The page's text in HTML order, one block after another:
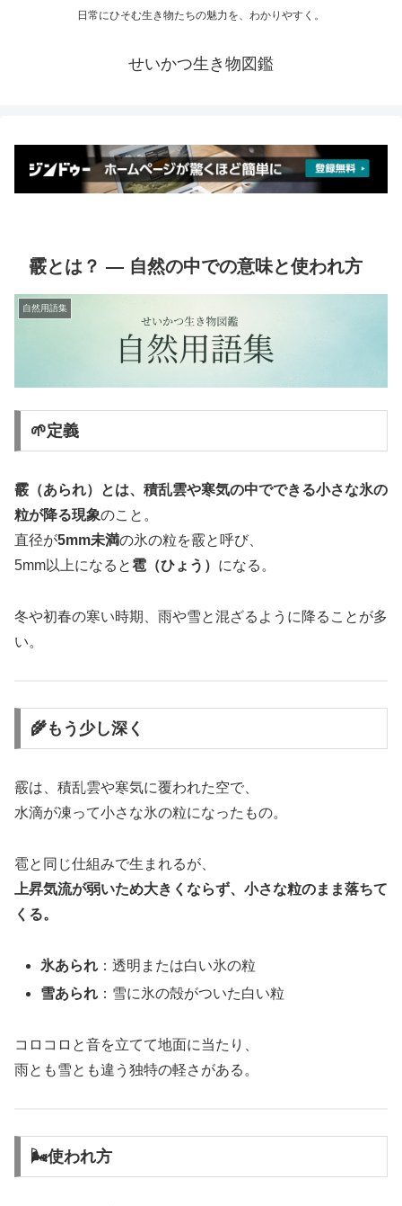
日常にひそむ生き物たちの魅力を、わかりやすく。
せいかつ生き物図鑑
霰とは？ ― 自然の中での意味と使われ方
自然用語集
🌱定義
霰（あられ）とは、積乱雲や寒気の中でできる小さな氷の
粒が降る現象のこと。
直径が5mm未満の氷の粒を霰と呼び、
5mm以上になると雹（ひょう） になる。
冬や初春の寒い時期、雨や雪と混ざるように降ることが多
い。
🌾もう少し深く
霰は、積乱雲や寒気に覆われた空で、
水滴が凍って小さな氷の粒になったもの。
雹と同じ仕組みで生まれるが、
上昇気流が弱いため大きくならず、小さな粒のまま落ちて
くる。
氷あられ ：透明または白い氷の粒
雪あられ ：雪に氷の殻がついた白い粒
コロコロと音を立てて地面に当たり、
雨とも雪とも違う独特の軽さがある。
🌬使われ方